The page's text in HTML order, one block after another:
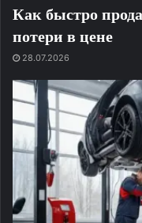
Как быстро
потери в цене
28.07.2026